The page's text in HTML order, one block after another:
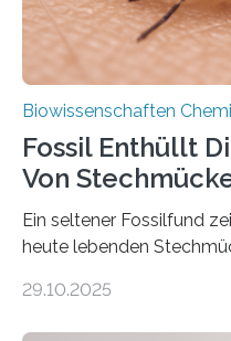
Biowissenschaften
Fossil Enthüllt
Von
Ein seltener Fossilfund
heute lebenden
Forschende die bisher
29.10.2025